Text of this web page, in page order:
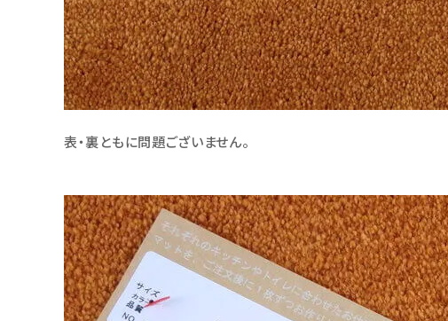
表・裏ともに問題ございません。